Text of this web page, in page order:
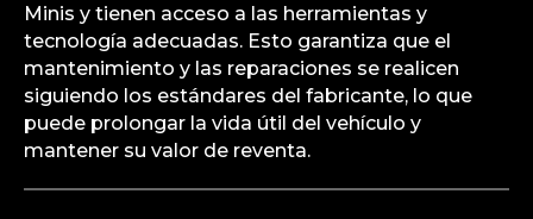
Minis y tienen acceso a las herramientas y
tecnología adecuadas. Esto garantiza que el
mantenimiento y las reparaciones se realicen
siguiendo los estándares del fabricante, lo que
puede prolongar la vida útil del vehículo y
mantener su valor de reventa.